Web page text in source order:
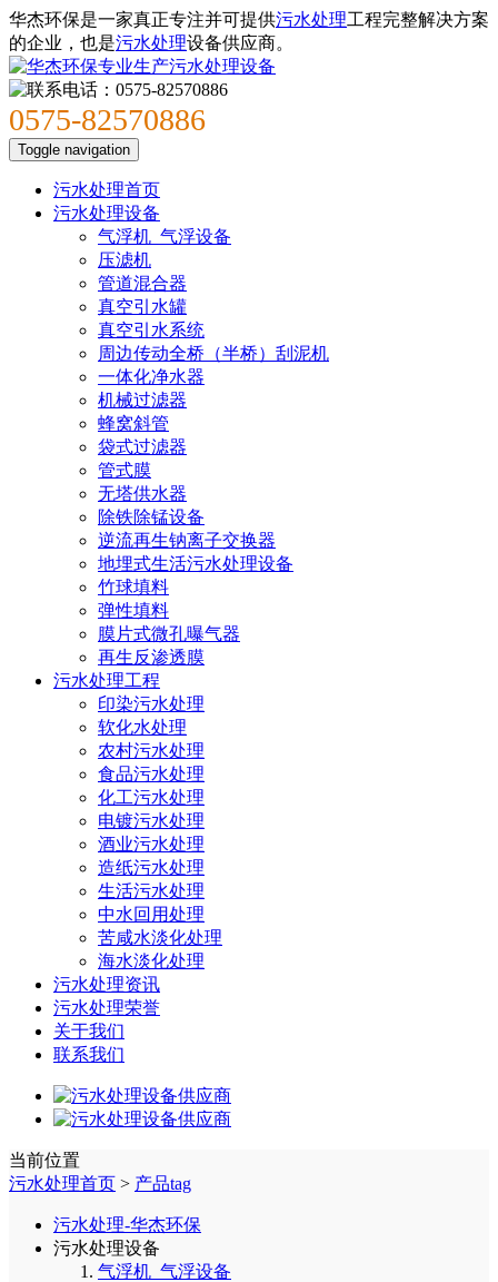
华杰环保是一家真正专注并可提供污水处理工程完整解决方案
的企业，也是污水处理设备供应商。
0575-82570886
Toggle navigation
污水处理首页
污水处理设备
气浮机_气浮设备
压滤机
管道混合器
真空引水罐
真空引水系统
周边传动全桥（半桥）刮泥机
一体化净水器
机械过滤器
蜂窝斜管
袋式过滤器
管式膜
无塔供水器
除铁除锰设备
逆流再生钠离子交换器
地埋式生活污水处理设备
竹球填料
弹性填料
膜片式微孔曝气器
再生反渗透膜
污水处理工程
印染污水处理
软化水处理
农村污水处理
食品污水处理
化工污水处理
电镀污水处理
酒业污水处理
造纸污水处理
生活污水处理
中水回用处理
苦咸水淡化处理
海水淡化处理
污水处理资讯
污水处理荣誉
关于我们
联系我们
当前位置
污水处理首页 > 产品tag
污水处理-华杰环保
污水处理设备
气浮机_气浮设备